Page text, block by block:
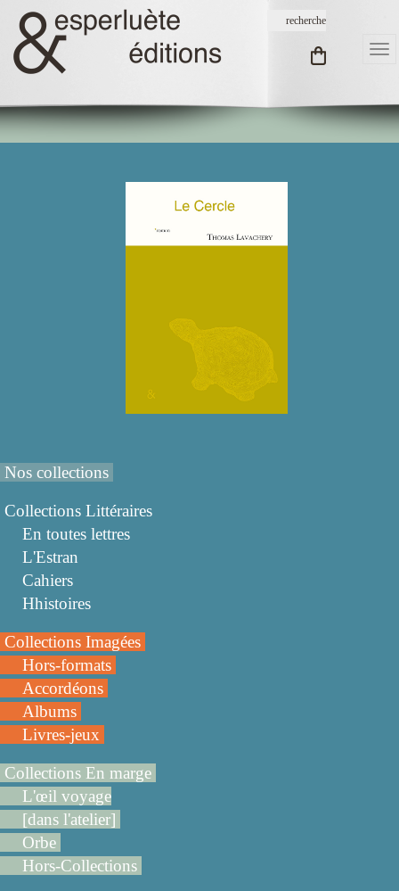
Nos collections
Collections Littéraires
En toutes lettres
L'Estran
Cahiers
Hhistoires
Collections Imagées
Hors-formats
Accordéons
Albums
Livres-jeux
Collections En marge
L'œil voyage
[dans l'atelier]
Orbe
Hors-Collections